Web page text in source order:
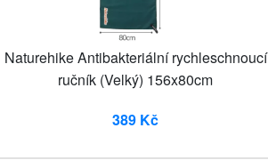
Naturehike Antibakteriální rychleschnoucí
ručník (Velký) 156x80cm
389 Kč